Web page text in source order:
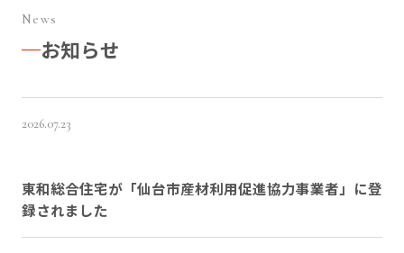
News
お知らせ
2026.07.23
東和総合住宅が「仙台市産材利用促進協力事業者」に登
録されました